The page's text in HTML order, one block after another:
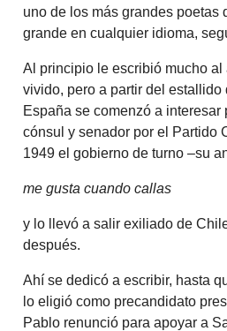
uno de los más grandes poetas
grande en cualquier idioma,
Al principio le escribió mucho al
vivido, pero a partir del estallido
España se comenzó a interesar
cónsul y senador por el Partido
1949 el gobierno de turno –su
me gusta cuando callas
y lo llevó a salir exiliado de
después.
Ahí se dedicó a escribir, hasta
lo eligió como precandidato
Pablo renunció para apoyar a